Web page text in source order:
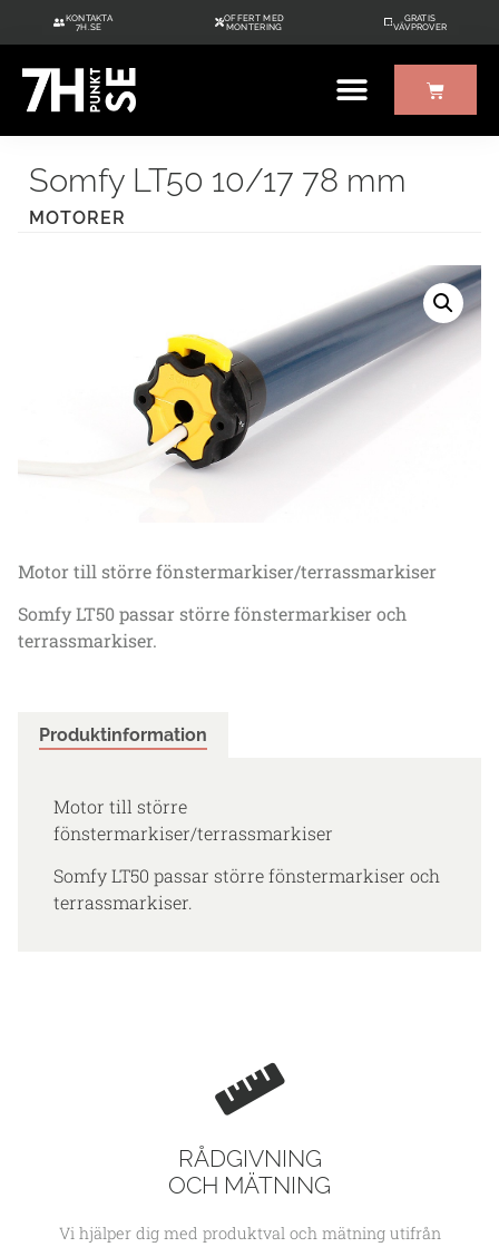
KONTAKTA
7H.SE
OFFERT MED
MONTERING
GRATIS
VÄVPROVER
Somfy LT50 10/17 78 mm
MOTORER
Motor till större fönstermarkiser/terrassmarkiser
Somfy LT50 passar större fönstermarkiser och
terrassmarkiser.
Produktinformation
Motor till större
fönstermarkiser/terrassmarkiser
Somfy LT50 passar större fönstermarkiser och
terrassmarkiser.
RÅDGIVNING
OCH MÄTNING
Vi hjälper dig med produktval och mätning utifrån